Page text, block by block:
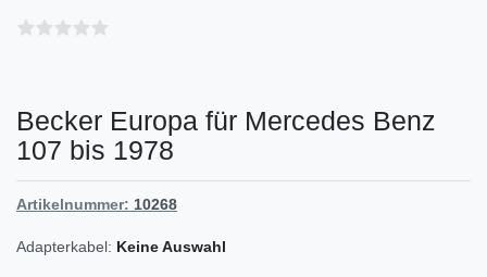
Becker Europa für Mercedes Benz
107 bis 1978
Artikelnummer: 10268
Adapterkabel: Keine Auswahl